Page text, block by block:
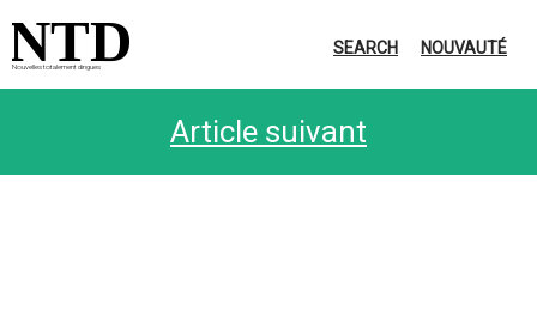
Nouvelles totalement dingues
NTD SEARCH NOUVAUTÉ
Article suivant